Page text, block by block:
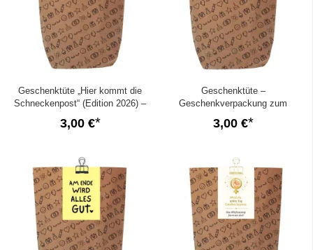
Geschenktüte „Hier kommt die
Schneckenpost“ (Edition 2026) –
zum Befüllen
3,00 €
Geschenktüte –
Geschenkverpackung zum
Geburtstag „Mamma mia - Amore!“
3,00 €